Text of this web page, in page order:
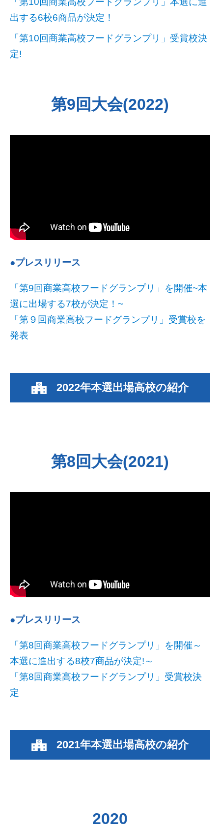
出する6校6商品が決定！
「第10回商業高校フードグランプリ」受賞校決
定!
第9回大会(2022)
●プレスリリース
「第9回商業高校フードグランプリ」を開催~本
選に出場する7校が決定！~
「第９回商業高校フードグランプリ」受賞校を
発表
2022年本選出場高校の紹介
第8回大会(2021)
●プレスリリース
「第8回商業高校フードグランプリ」を開催～
本選に進出する8校7商品が決定!～
「第8回商業高校フードグランプリ」受賞校決
定
2021年本選出場高校の紹介
2020